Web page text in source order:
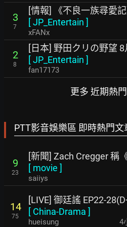
3
7
[情報] 《不良一族尋愛
[JP_Entertain ]
xFANx
2
8
[日本] 野田クリの野望
[JP_Entertain ]
fan17173
更多 近期熱
PTT影音娛樂區 即時熱門文
9
23
[新聞] Zach Cregger 稱
[ movie ]
saiiys
14
75
[LIVE] 御廷謠 EP22-
[ China-Drama ]
hueisung 4